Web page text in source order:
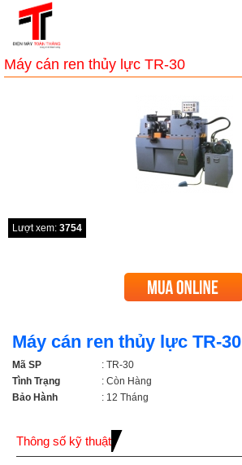
Máy cán ren thủy lực TR-30
Lượt xem: 3754
Máy cán ren thủy lực TR-30
Mã SP
: TR-30
Tình Trạng
: Còn Hàng
Bảo Hành
: 12 Tháng
Thông số kỹ thuật